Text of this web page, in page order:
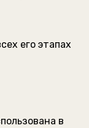
его этапах
в